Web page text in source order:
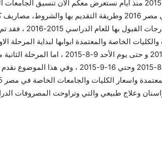
مصاريف الجامعات الخاصة في مصر 2016 وطريقة التقديم بها
الهندسة والصيدلة في
والكليات الخاصة والمعتمدة ابوابها لبداية
الخاصة من الاربعاء 15 يوليو 2015 و حتى يوم
فسوف تبدأ الأحد الموافق 16-8-2015 وحتي 16-9-